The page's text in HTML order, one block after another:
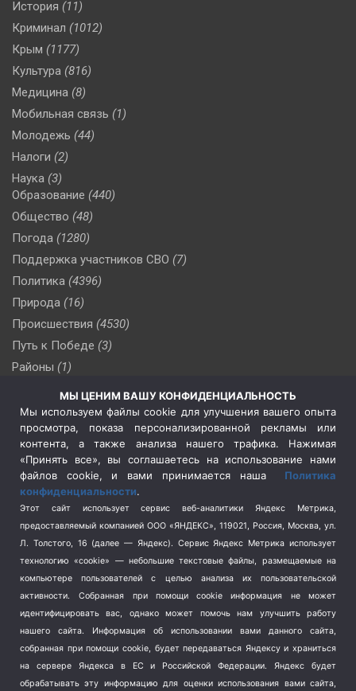
История (11)
Криминал (1012)
Крым (1177)
Культура (816)
Медицина (8)
Мобильная связь (1)
Молодежь (44)
Налоги (2)
Наука (3)
Образование (440)
Общество (48)
Погода (1280)
Поддержка участников СВО (7)
Политика (4396)
Природа (16)
Происшествия (4530)
Путь к Победе (3)
Районы (1)
(510)
Сельское хозяйство (3)
Социальная политика
(3)
Спецоперация в Украине
Спецоперация на Украине
(404)
Спорт (740)
Терроризм (1)
Транспорт (262)
Туризм (178)
Школа и спорт (2)
Экология (8)
МЫ ЦЕНИМ ВАШУ КОНФИДЕНЦИАЛЬНОСТЬ
Мы используем файлы cookie для улучшения вашего опыта
просмотра, показа персонализированной рекламы или
контента, а также анализа нашего трафика. Нажимая
«Принять все», вы соглашаетесь на использование нами
файлов cookie, и вами принимается наша Политика
конфиденциальности.
Этот сайт использует сервис веб-аналитики Яндекс Метрика,
предоставляемый компанией ООО «ЯНДЕКС», 119021, Россия, Москва, ул.
Л. Толстого, 16 (далее — Яндекс). Сервис Яндекс Метрика использует
технологию «cookie» — небольшие текстовые файлы, размещаемые на
компьютере пользователей с целью анализа их пользовательской
активности.
Собранная при помощи cookie информация не может
идентифицировать вас, однако может помочь нам улучшить работу
нашего сайта. Информация об использовании вами данного сайта,
собранная при помощи cookie, будет передаваться Яндексу и храниться
на сервере Яндекса в ЕС и Российской Федерации. Яндекс будет
обрабатывать эту информацию для оценки использования вами сайта,